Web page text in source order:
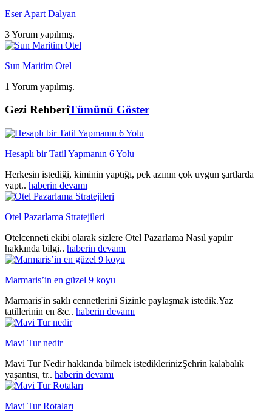
Eser Apart Dalyan
3 Yorum yapılmış.
Sun Maritim Otel
1 Yorum yapılmış.
Gezi RehberiTümünü Göster
Hesaplı bir Tatil Yapmanın 6 Yolu
Herkesin istediği, kiminin yaptığı, pek azının çok uygun şartlarda
yapt.. haberin devamı
Otel Pazarlama Stratejileri
Otelcenneti ekibi olarak sizlere Otel Pazarlama Nasıl yapılır
hakkında bilgi.. haberin devamı
Marmaris’in en güzel 9 koyu
Marmaris'in saklı cennetlerini Sizinle paylaşmak istedik.Yaz
tatillerinin en &c.. haberin devamı
Mavi Tur nedir
Mavi Tur Nedir hakkında bilmek istediklerinizŞehrin kalabalık
yaşantısı, tr.. haberin devamı
Mavi Tur Rotaları